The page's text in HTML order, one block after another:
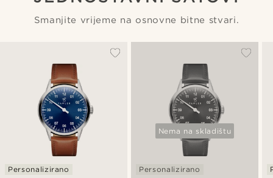
Smanjite vrijeme na osnovne bitne stvari.
Personalizirano
Nema na skladištu
Personalizirano